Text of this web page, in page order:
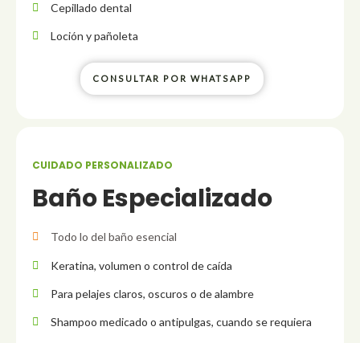
Cepillado dental
Loción y pañoleta
CONSULTAR POR WHATSAPP
CUIDADO PERSONALIZADO
Baño Especializado
Todo lo del baño esencial
Keratina, volumen o control de caída
Para pelajes claros, oscuros o de alambre
Shampoo medicado o antipulgas, cuando se requiera